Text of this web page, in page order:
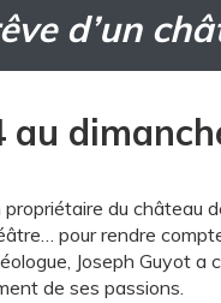
d’un
propriétaire du château
pour rendre
Joseph Guyot a
de ses passions.